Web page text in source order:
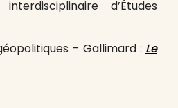
d’Études
– Gallimard : Le